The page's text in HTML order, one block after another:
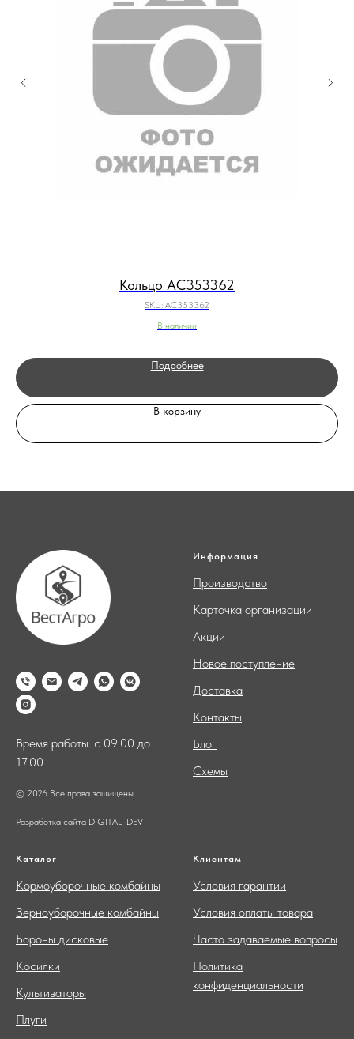
Кольцо AC353362
SKU: AC353362
В наличии
Подробнее
В корзину
Время работы: с 09:00 до
17:00
© 2026 Все права защищены
Разработка сайта DIGITAL-DEV
Информация
Производство
Карточка организации
Акции
Новое поступление
Доставка
Контакты
Блог
Схемы
Каталог
Кормоуборочные комбайны
Зерноуборочные комбайны
Бороны дисковые
Косилки
Культиваторы
Плуги
Клиентам
Условия гарантии
Условия оплаты товара
Часто задаваемые вопросы
Политика
конфиденциальности